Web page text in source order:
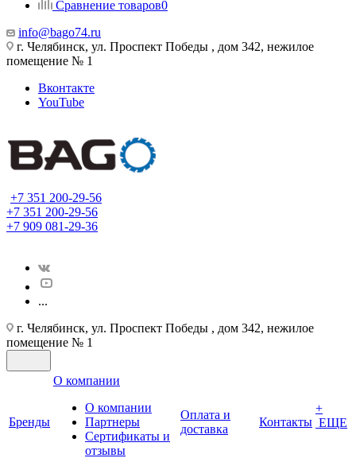
Сравнение товаров0
info@bago74.ru
г. Челябинск, ул. Проспект Победы , дом 342, нежилое
помещение № 1
Вконтакте
YouTube
+7 351 200-29-56
+7 351 200-29-56
+7 909 081-29-36
...
г. Челябинск, ул. Проспект Победы , дом 342, нежилое
помещение № 1
Бренды
О компании
О компании
Партнеры
Cертификаты и
отзывы
Оплата и
доставка
Контакты
+
ЕЩЕ